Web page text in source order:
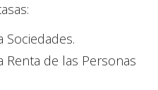
de las Personas